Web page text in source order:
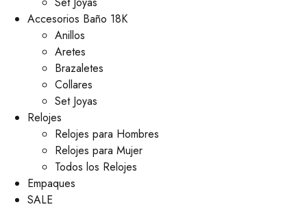
Accesorios Baño 18K
Anillos
Aretes
Brazaletes
Collares
Set Joyas
Relojes
Relojes para Hombres
Relojes para Mujer
Todos los Relojes
Empaques
SALE